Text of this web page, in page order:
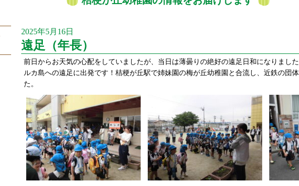
2025年5月16日
遠足（年長）
前日からお天気の心配をしていましたが、当日は薄曇りの絶好の遠足日和になりまし
ルカ島への遠足に出発です！桔梗が丘駅で姉妹園の梅が丘幼稚園と合流し、近鉄の団
た。